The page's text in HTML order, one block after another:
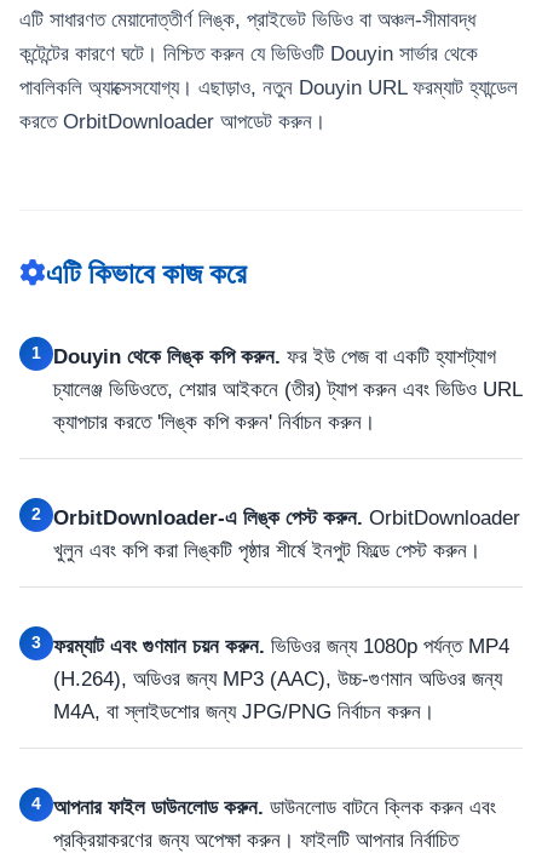
এটি সাধারণত মেয়াদোত্তীর্ণ লিঙ্ক, প্রাইভেট ভিডিও বা অঞ্চল-সীমাবদ্ধ
কন্টেন্টের কারণে ঘটে। নিশ্চিত করুন যে ভিডিওটি Douyin সার্ভার থেকে
পাবলিকলি অ্যাক্সেসযোগ্য। এছাড়াও, নতুন Douyin URL ফরম্যাট হ্যান্ডেল
করতে OrbitDownloader আপডেট করুন।
এটি কিভাবে কাজ করে
1 Douyin থেকে লিঙ্ক কপি করুন. ফর ইউ পেজ বা একটি হ্যাশট্যাগ
চ্যালেঞ্জ ভিডিওতে, শেয়ার আইকনে (তীর) ট্যাপ করুন এবং ভিডিও URL
ক্যাপচার করতে 'লিঙ্ক কপি করুন' নির্বাচন করুন।
2 OrbitDownloader-এ লিঙ্ক পেস্ট করুন. OrbitDownloader
খুলুন এবং কপি করা লিঙ্কটি পৃষ্ঠার শীর্ষে ইনপুট ফিল্ডে পেস্ট করুন।
3 ফরম্যাট এবং গুণমান চয়ন করুন. ভিডিওর জন্য 1080p পর্যন্ত MP4
(H.264), অডিওর জন্য MP3 (AAC), উচ্চ-গুণমান অডিওর জন্য
M4A, বা স্লাইডশোর জন্য JPG/PNG নির্বাচন করুন।
4 আপনার ফাইল ডাউনলোড করুন. ডাউনলোড বাটনে ক্লিক করুন এবং
প্রক্রিয়াকরণের জন্য অপেক্ষা করুন। ফাইলটি আপনার নির্বাচিত